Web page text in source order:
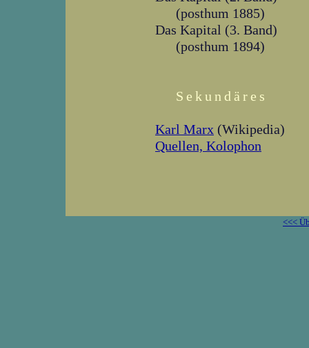
(posthum 1885)
Das Kapital (3. Band)
(posthum 1894)
Sekundäres
Karl Marx (Wikipedia)
Quellen, Kolophon
<<<